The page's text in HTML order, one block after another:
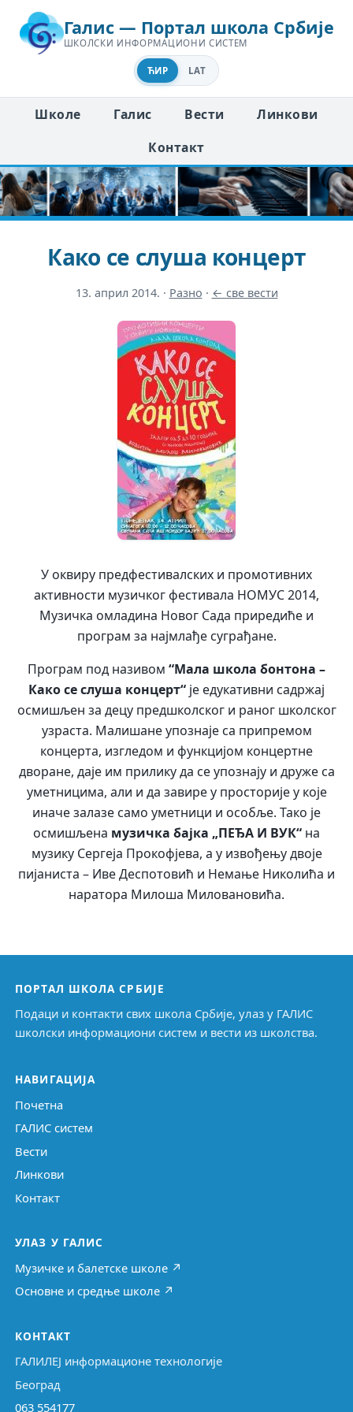
Галис — Портал школа Србије
ШКОЛСКИ ИНФОРМАЦИОНИ СИСТЕМ
ЋИР LAT
Школе Галис Вести
Линкови
Контакт
Како се слуша концерт
13. април 2014. · Разно · ← све вести
У оквиру предфестивалских и промотивних
активности музичког фестивала НОМУС 2014,
Музичка омладина Новог Сада приредиће и
програм за најмлађе суграђане.
Програм под називом “Мала школа бонтона –
Како се слуша концерт“ је едукативни садржај
осмишљен за децу предшколског и раног школског
узраста. Малишане упознаје са припремом
концерта, изгледом и функцијом концертне
дворане, даје им прилику да се упознају и друже са
уметницима, али и да завире у просторије у које
иначе залазе само уметници и особље. Тако је
осмишљена музичка бајка „ПЕЂА И ВУК“ на
музику Сергеја Прокофјева, а у извођењу двоје
пијаниста – Иве Деспотовић и Немање Николића и
наратора Милоша Миловановића.
ПОРТАЛ ШКОЛА СРБИЈЕ
Подаци и контакти свих школа Србије, улаз у ГАЛИС
школски информациони систем и вести из школства.
НАВИГАЦИЈА
Почетна
ГАЛИС систем
Вести
Линкови
Контакт
УЛАЗ У ГАЛИС
Музичке и балетске школе ↗
Основне и средње школе ↗
КОНТАКТ
ГАЛИЛЕЈ информационе технологије
Београд
063 554177